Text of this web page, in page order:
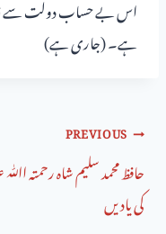
اس بے حساب دولت سے
ہے۔ (جاری ہے)
PREVIOUS
حافظ محمد سلیم شاہ رحمتہ اﷲ
کی یادیں